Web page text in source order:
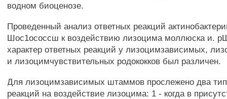
водном биоценозе.
Проведенный анализ ответных реакций
Шос1ососсш к воздействию лизоцима моллюска и.
характер ответных реакций у лизоцимзависимых,
и лизоцимчувствительных родококков был различен.
Для лизоцимзависимых штаммов прослежено два
реакций на воздействие лизоцима: 1 - когда в